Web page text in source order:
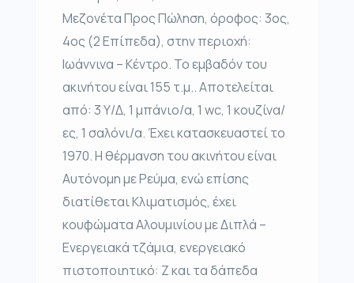
Μεζονέτα Προς Πώληση, όροφος: 3ος,
4ος (2 Επίπεδα), στην περιοχή:
Ιωάννινα – Κέντρο. Το εμβαδόν του
ακινήτου είναι 155 τ.μ.. Αποτελείται
από: 3 Υ/Δ, 1 μπάνιο/α, 1 wc, 1 κουζίνα/
ες, 1 σαλόνι/α. Έχει κατασκευαστεί το
1970. Η θέρμανση του ακινήτου είναι
Αυτόνομη με Ρεύμα, ενώ επίσης
διατίθεται Κλιματισμός, έχει
κουφώματα Αλουμινίου με Διπλά –
Ενεργειακά τζάμια, ενεργειακό
πιστοποιητικό: Ζ και τα δάπεδα